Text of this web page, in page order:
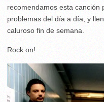
recomendamos esta canción
problemas del día a día, y
caluroso fin de semana.
Rock on!